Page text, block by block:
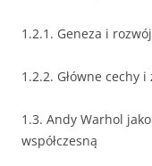
1.2.1. Geneza i
1.2.2. Główne cechy
1.3. Andy Warhol
współczesną